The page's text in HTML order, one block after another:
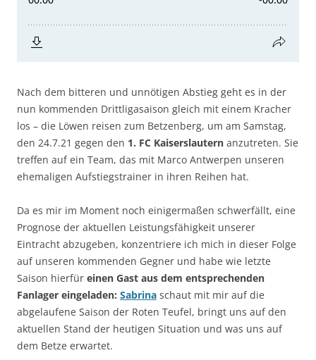
Nach dem bitteren und unnötigen Abstieg geht es in der
nun kommenden Drittligasaison gleich mit einem Kracher
los – die Löwen reisen zum Betzenberg, um am Samstag,
den 24.7.21 gegen den 1. FC Kaiserslautern anzutreten. Sie
treffen auf ein Team, das mit Marco Antwerpen unseren
ehemaligen Aufstiegstrainer in ihren Reihen hat.
Da es mir im Moment noch einigermaßen schwerfällt, eine
Prognose der aktuellen Leistungsfähigkeit unserer
Eintracht abzugeben, konzentriere ich mich in dieser Folge
auf unseren kommenden Gegner und habe wie letzte
Saison hierfür einen Gast aus dem entsprechenden
Fanlager eingeladen: Sabrina schaut mit mir auf die
abgelaufene Saison der Roten Teufel, bringt uns auf den
aktuellen Stand der heutigen Situation und was uns auf
dem Betze erwartet.